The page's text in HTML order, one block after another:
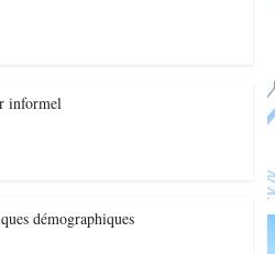
informel
démographiques